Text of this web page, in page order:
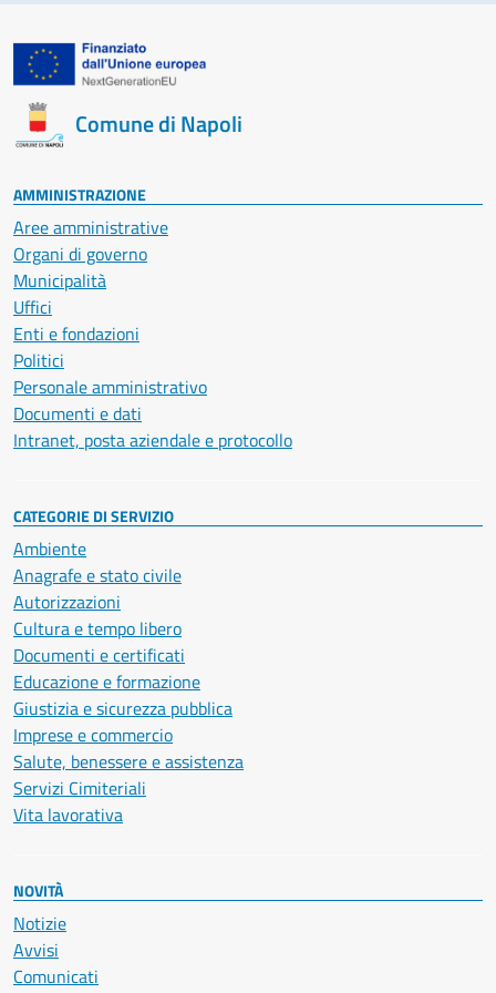
Comune di Napoli
AMMINISTRAZIONE
Aree amministrative
Organi di governo
Municipalità
Uffici
Enti e fondazioni
Politici
Personale amministrativo
Documenti e dati
Intranet, posta aziendale e protocollo
CATEGORIE DI SERVIZIO
Ambiente
Anagrafe e stato civile
Autorizzazioni
Cultura e tempo libero
Documenti e certificati
Educazione e formazione
Giustizia e sicurezza pubblica
Imprese e commercio
Salute, benessere e assistenza
Servizi Cimiteriali
Vita lavorativa
NOVITÀ
Notizie
Avvisi
Comunicati